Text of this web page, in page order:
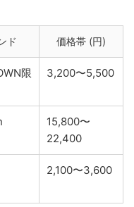
ド 価格帯 (円)
限
3,200〜5,500
15,800〜
22,400
2,100〜3,600